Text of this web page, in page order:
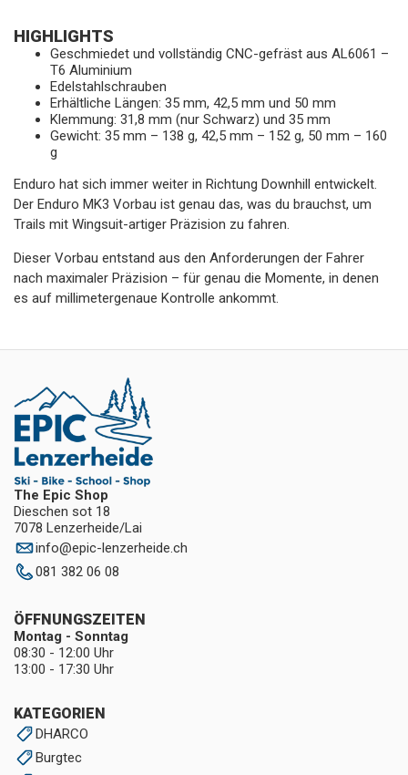
HIGHLIGHTS
Geschmiedet und vollständig CNC-gefräst aus AL6061 –
T6 Aluminium
Edelstahlschrauben
Erhältliche Längen: 35 mm, 42,5 mm und 50 mm
Klemmung: 31,8 mm (nur Schwarz) und 35 mm
Gewicht: 35 mm – 138 g, 42,5 mm – 152 g, 50 mm – 160
g
Enduro hat sich immer weiter in Richtung Downhill entwickelt.
Der Enduro MK3 Vorbau ist genau das, was du brauchst, um
Trails mit Wingsuit-artiger Präzision zu fahren.
Dieser Vorbau entstand aus den Anforderungen der Fahrer
nach maximaler Präzision – für genau die Momente, in denen
es auf millimetergenaue Kontrolle ankommt.
The Epic Shop
Dieschen sot 18
7078 Lenzerheide/Lai
info@epic-lenzerheide.ch
081 382 06 08
KATEGORIEN
DHARCO
Burgtec
ÖFFNUNGSZEITEN
Montag - Sonntag
08:30 - 12:00 Uhr
13:00 - 17:30 Uhr